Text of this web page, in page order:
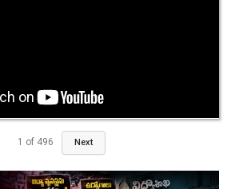
1 of 496 Next